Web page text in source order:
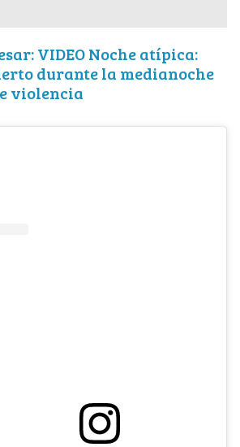
VIDEO Noche atípica:
durante la medianoche
violencia